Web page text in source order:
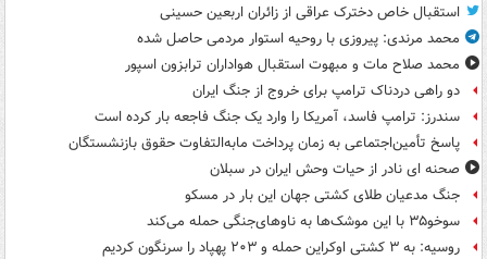
استقبال خاص دخترک عراقی از زائران اربعین حسینی
محمد مرندی: پیروزی با روحیه استوار مردمی حاصل شده
محمد صلاح مات و مبهوت استقبال هواداران ترابزون اسپور
دو راهی دردناک ترامپ برای خروج از جنگ ایران
سندرز: ترامپ فاسد، آمریکا را وارد یک جنگ فاجعه بار کرده است
پاسخ تأمین‌اجتماعی به زمان پرداخت مابه‌التفاوت حقوق بازنشستگان
صحنه ای نادر از حیات وحش ایران در سبلان
جنگ مدعیان طلای کشتی جهان این بار در مسکو
سوخو۳۵ با این موشک‌ها به ناوهای‌جنگی حمله می‌کند
روسیه: به ۳ کشتی اوکراین حمله و ۲۰۳ پهپاد را سرنگون کردیم